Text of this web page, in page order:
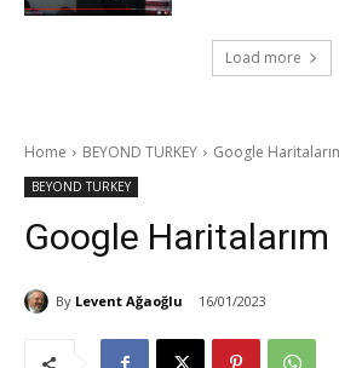
Load more